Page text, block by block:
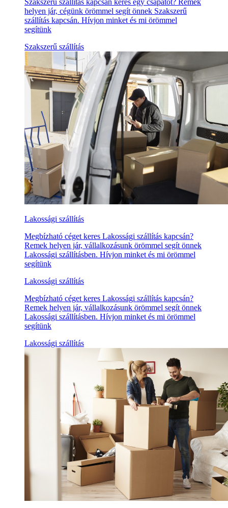
Szakszerű szállítás kapcsán keres egy csapatot? Remek
helyen jár, cégünk örömmel segít önnek Szakszerű
szállítás kapcsán. Hívjon minket és mi örömmel
segítünk
Szakszerű szállítás
Lakossági szállítás
Megbízható céget keres Lakossági szállítás kapcsán?
Remek helyen jár, vállalkozásunk örömmel segít önnek
Lakossági szállításben. Hívjon minket és mi örömmel
segítünk
Lakossági szállítás
Megbízható céget keres Lakossági szállítás kapcsán?
Remek helyen jár, vállalkozásunk örömmel segít önnek
Lakossági szállításben. Hívjon minket és mi örömmel
segítünk
Lakossági szállítás